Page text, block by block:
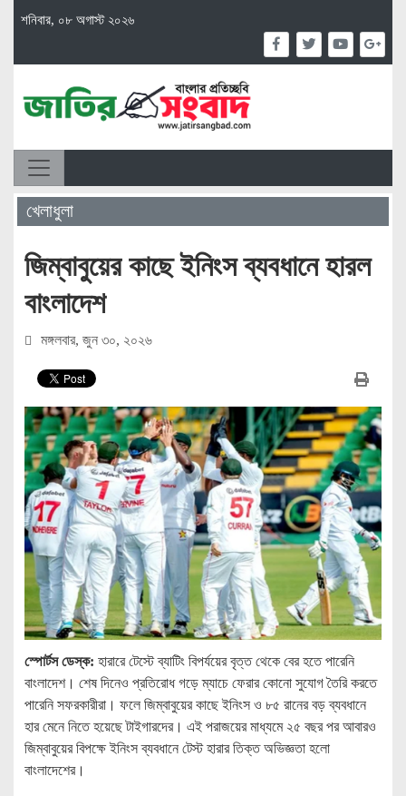
শনিবার, ০৮ অগাস্ট ২০২৬
খেলাধুলা
জিম্বাবুয়ের কাছে ইনিংস ব্যবধানে হারল
বাংলাদেশ
মঙ্গলবার, জুন ৩০, ২০২৬
স্পোর্টস ডেস্ক: হারারে টেস্টে ব্যাটিং বিপর্যয়ের বৃত্ত থেকে বের হতে পারেনি
বাংলাদেশ। শেষ দিনেও প্রতিরোধ গড়ে ম্যাচে ফেরার কোনো সুযোগ তৈরি করতে
পারেনি সফরকারীরা। ফলে জিম্বাবুয়ের কাছে ইনিংস ও ৮৫ রানের বড় ব্যবধানে
হার মেনে নিতে হয়েছে টাইগারদের। এই পরাজয়ের মাধ্যমে ২৫ বছর পর আবারও
জিম্বাবুয়ের বিপক্ষে ইনিংস ব্যবধানে টেস্ট হারার তিক্ত অভিজ্ঞতা হলো
বাংলাদেশের।